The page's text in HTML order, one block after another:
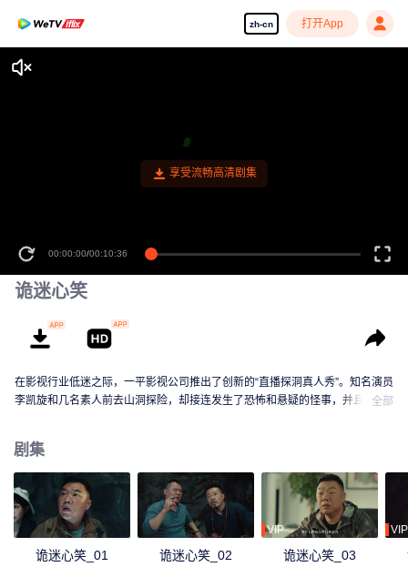
zh-cn 打开App
享受流畅高清剧集
00:00:00/00:10:36
诡迷心笑
在影视行业低迷之际，一平影视公司推出了创新的“直播探洞真人秀”。知名演员
李凯旋和几名素人前去山洞探险，却接连发生了恐怖和悬疑的怪事，并且被神
全部
剧集
诡迷心笑_01 诡迷心笑_02
VIP
诡迷心笑_03
VIP